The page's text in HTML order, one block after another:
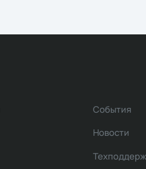
События
Новости